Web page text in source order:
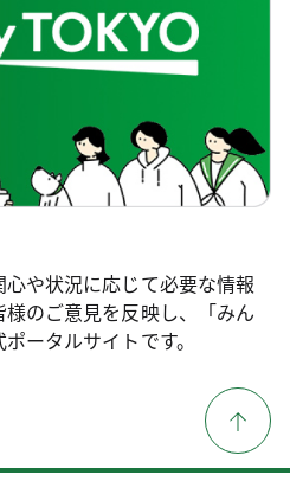
や状況に応じて必要な情報
のご意見を反映し、「みん
ータルサイトです。